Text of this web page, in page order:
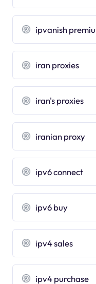
ipvanish
iran proxies
iran's proxies
iranian proxy
ipv6 connect
ipv6 buy
ipv4 sales
ipv4 purchase